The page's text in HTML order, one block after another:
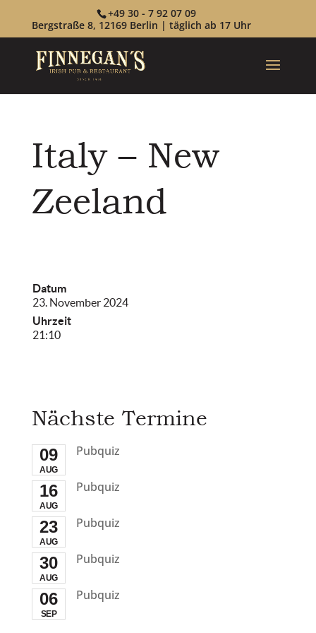
+49 30 - 7 92 07 09
Bergstraße 8, 12169 Berlin | täglich ab 17 Uhr
Italy – New
Zeeland
Datum
23. November 2024
Uhrzeit
21:10
Nächste Termine
09
AUG
Pubquiz
16
AUG
Pubquiz
23
AUG
Pubquiz
30
AUG
Pubquiz
06
SEP
Pubquiz